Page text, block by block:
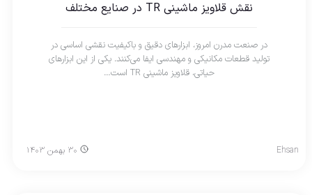
نقش قلاویز ماشینی TR در صنایع مختلف
در صنعت مدرن امروز، ابزارهای دقیق و باکیفیت نقشی اساسی در
تولید قطعات مکانیکی و مهندسی ایفا می‌کنند. یکی از این ابزارهای
حیاتی، قلاویز ماشینی TR است…
Ehsan